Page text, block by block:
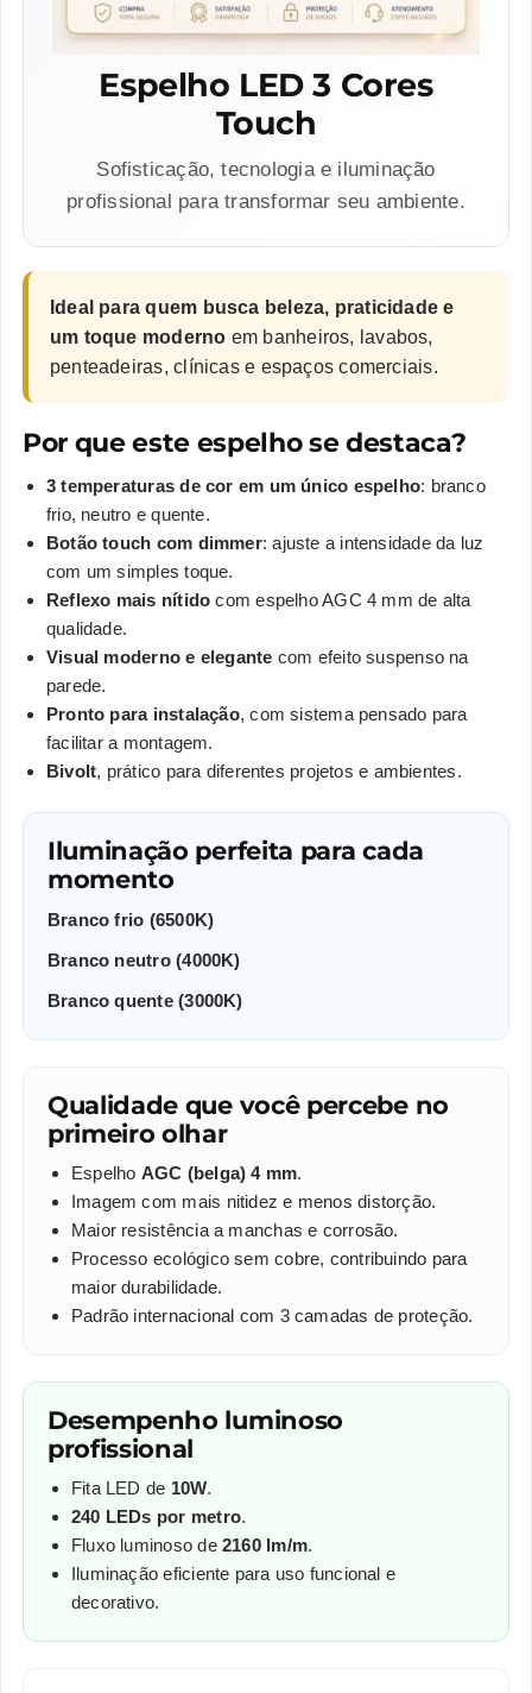
Espelho LED 3 Cores
Touch
Sofisticação, tecnologia e iluminação
profissional para transformar seu ambiente.
Ideal para quem busca beleza, praticidade e
um toque moderno em banheiros, lavabos,
penteadeiras, clínicas e espaços comerciais.
Por que este espelho se destaca?
3 temperaturas de cor em um único espelho: branco
frio, neutro e quente.
Botão touch com dimmer: ajuste a intensidade da luz
com um simples toque.
Reflexo mais nítido com espelho AGC 4 mm de alta
qualidade.
Visual moderno e elegante com efeito suspenso na
parede.
Pronto para instalação, com sistema pensado para
facilitar a montagem.
Bivolt, prático para diferentes projetos e ambientes.
Iluminação perfeita para cada
momento
Branco frio (6500K)
Branco neutro (4000K)
Branco quente (3000K)
Qualidade que você percebe no
primeiro olhar
Espelho AGC (belga) 4 mm.
Imagem com mais nitidez e menos distorção.
Maior resistência a manchas e corrosão.
Processo ecológico sem cobre, contribuindo para
maior durabilidade.
Padrão internacional com 3 camadas de proteção.
Desempenho luminoso
profissional
Fita LED de 10W.
240 LEDs por metro.
Fluxo luminoso de 2160 lm/m.
Iluminação eficiente para uso funcional e
decorativo.